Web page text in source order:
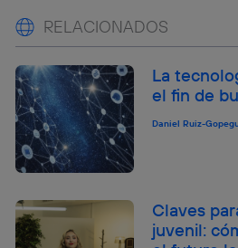
RELACIONADOS
La
el fin de
Daniel Ruiz-
Claves
juvenil: